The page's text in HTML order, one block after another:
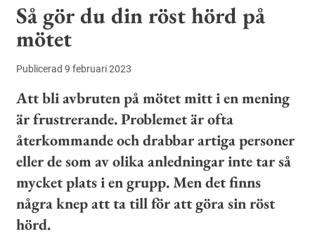
Så gör du din röst hörd på
mötet
Publicerad 9 februari 2023
Att bli avbruten på mötet mitt i en mening
är frustrerande. Problemet är ofta
återkommande och drabbar artiga personer
eller de som av olika anledningar inte tar så
mycket plats i en grupp. Men det finns
några knep att ta till för att göra sin röst
hörd.